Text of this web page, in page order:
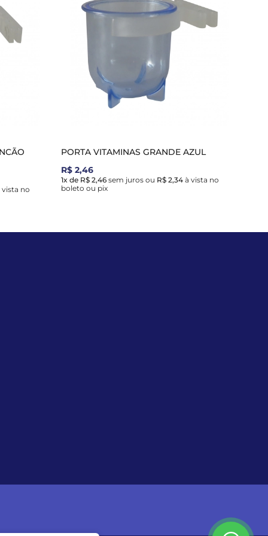
no
PORTA VITAMINAS GRANDE AZUL
R$ 2,46
1x de R$ 2,46 sem juros ou R$ 2,34 à vista no
boleto ou pix